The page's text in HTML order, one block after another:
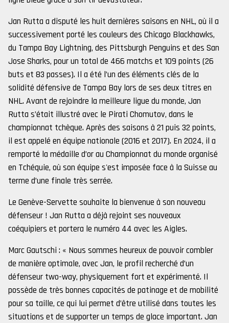
Jan Rutta a disputé les huit dernières saisons en NHL, où il a
successivement porté les couleurs des Chicago Blackhawks,
du Tampa Bay Lightning, des Pittsburgh Penguins et des San
Jose Sharks, pour un total de 466 matchs et 109 points (26
buts et 83 passes). Il a été l’un des éléments clés de la
solidité défensive de Tampa Bay lors de ses deux titres en
NHL. Avant de rejoindre la meilleure ligue du monde, Jan
Rutta s’était illustré avec le Pirati Chomutov, dans le
championnat tchèque. Après des saisons à 21 puis 32 points,
il est appelé en équipe nationale (2016 et 2017). En 2024, il a
remporté la médaille d’or au Championnat du monde organisé
en Tchéquie, où son équipe s'est imposée face à la Suisse au
terme d’une finale très serrée.
Le Genève-Servette souhaite la bienvenue à son nouveau
défenseur ! Jan Rutta a déjà rejoint ses nouveaux
coéquipiers et portera le numéro 44 avec les Aigles.
Marc Gautschi : « Nous sommes heureux de pouvoir combler
de manière optimale, avec Jan, le profil recherché d’un
défenseur two-way, physiquement fort et expérimenté. Il
possède de très bonnes capacités de patinage et de mobilité
pour sa taille, ce qui lui permet d’être utilisé dans toutes les
situations et de supporter un temps de glace important. Jan